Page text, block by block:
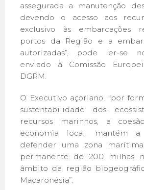
assegurada a manutenção
devendo o acesso aos
exclusivo às embarcações
portos da Região e a
autorizadas”, pode ler-se
enviado à Comissão
DGRM.
O Executivo açoriano, “por
sustentabilidade dos
recursos marinhos, a
economia local, mantém
defender uma zona
permanente de 200 milhas
âmbito da região
Macaronésia”.